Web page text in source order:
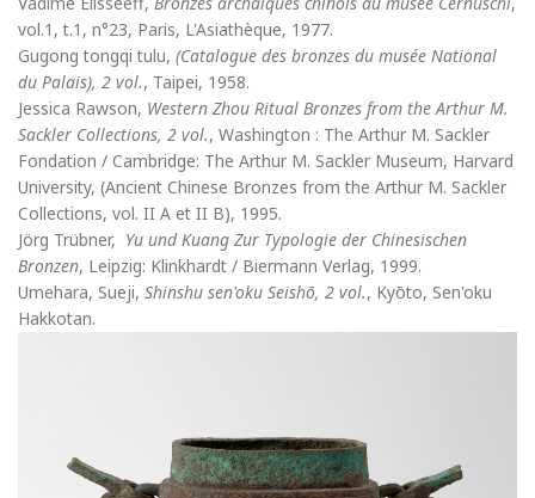
vol.1, t.1, n°23, Paris, L'Asiathèque, 1977.
Gugong tongqi tulu, (Catalogue des bronzes du musée National
du Palais), 2 vol., Taipei, 1958.
Jessica Rawson, Western Zhou Ritual Bronzes from the Arthur M.
Sackler Collections, 2 vol., Washington : The Arthur M. Sackler
Fondation / Cambridge: The Arthur M. Sackler Museum, Harvard
University, (Ancient Chinese Bronzes from the Arthur M. Sackler
Collections, vol. II A et II B), 1995.
Jörg Trübner, Yu und Kuang Zur Typologie der Chinesischen
Bronzen, Leipzig: Klinkhardt / Biermann Verlag, 1999.
Umehara, Sueji, Shinshu sen'oku Seishō, 2 vol., Kyōto, Sen'oku
Hakkotan.